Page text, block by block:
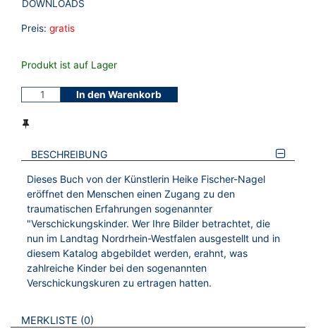
DOWNLOADS
Preis: gratis
Produkt ist auf Lager
In den Warenkorb
BESCHREIBUNG
Dieses Buch von der Künstlerin Heike Fischer-Nagel
eröffnet den Menschen einen Zugang zu den
traumatischen Erfahrungen sogenannter
"Verschickungskinder. Wer Ihre Bilder betrachtet, die
nun im Landtag Nordrhein-Westfalen ausgestellt und in
diesem Katalog abgebildet werden, erahnt, was
zahlreiche Kinder bei den sogenannten
Verschickungskuren zu ertragen hatten.
VERWEISE AUF VERMERKTE- ODER ZULETZT ANGESEHENE
MERKLISTE 0 BROSCHÜREN